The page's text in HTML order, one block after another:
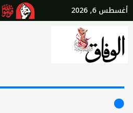
أغسطس 6, 2026